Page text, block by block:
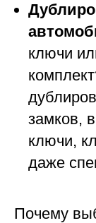
ключи
замков,
ключи,
даже
Почему